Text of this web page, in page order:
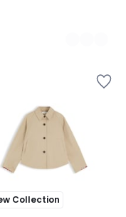
Collection